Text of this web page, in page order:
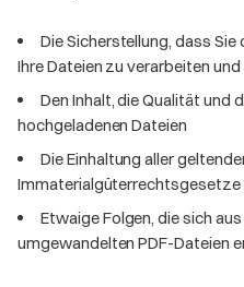
Die Sicherstellung, dass
Ihre Dateien zu verarbeiten
Den Inhalt, die Qualität und
hochgeladenen Dateien
Die Einhaltung aller
Immaterialgüterrechtsgesetze
Etwaige Folgen, die sich
umgewandelten PDF-Dateien